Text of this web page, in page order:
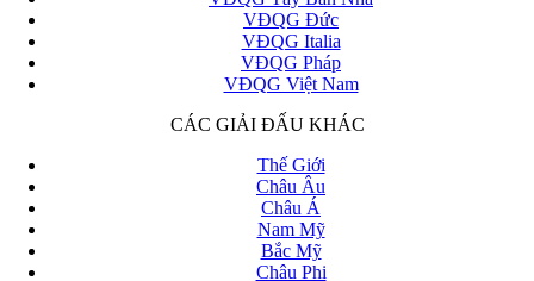
VĐQG Đức
VĐQG Italia
VĐQG Pháp
VĐQG Việt Nam
CÁC GIẢI ĐẤU KHÁC
Thế Giới
Châu Âu
Châu Á
Nam Mỹ
Bắc Mỹ
Châu Phi